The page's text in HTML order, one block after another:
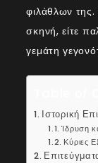
φιλάθλων της.
σκηνή, είτε
γεμάτη
Ιστορική
Ίδρυση
Κύριες